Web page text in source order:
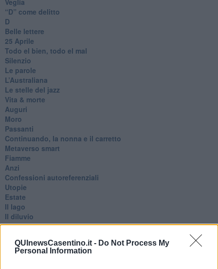
QUInewsCasentino.it - Do Not Process My
Personal Information
​“D” come delitto
D
Belle lettere
25 Aprile
Todo el bien, todo el mal
Silenzio
Le parole
​L’Australiana
Le stelle del jazz
Vita & morte
Auguri
Moro
Passanti
Continuando, la nonna e il carretto
Metaverso smart
Fiamme
Anzi
Confessioni autoreferenziali
Utopie
Estate
Il lago
Il diluvio
La classe
Dal balcone
Insomnia